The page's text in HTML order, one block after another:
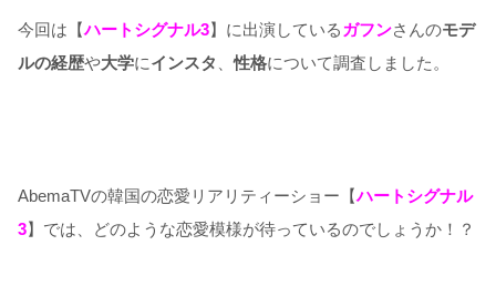
今回は【ハートシグナル3】に出演しているガフンさんのモデ
ルの経歴や大学にインスタ 、性格について調査しました。
AbemaTVの韓国の恋愛リアリティーショー【ハートシグナル
3】では、どのような恋愛模様が待っているのでしょうか！？